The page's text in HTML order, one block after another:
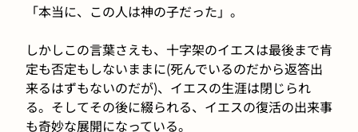
「本当に、この人は神の子だった」。
しかしこの言葉さえも、十字架のイエスは最後まで肯
定も否定もしないままに(死んでいるのだから返答出
来るはずもないのだが)、イエスの生涯は閉じられ
る。そしてその後に綴られる、イエスの復活の出来事
も奇妙な展開になっている。